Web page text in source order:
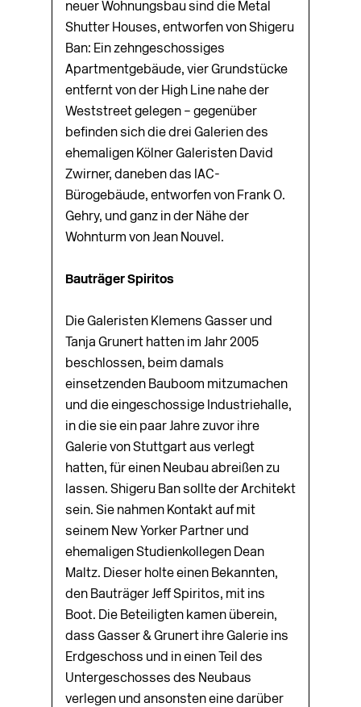
neuer Wohnungsbau sind die Metal
Shutter Houses, entworfen von Shigeru
Ban: Ein zehngeschossiges
Apartmentgebäude, vier Grundstücke
entfernt von der High Line nahe der
Weststreet gelegen – gegenüber
befinden sich die drei Galerien des
ehemaligen Kölner Galeristen David
Zwirner, daneben das IAC-
Bürogebäude, entworfen von Frank O.
Gehry, und ganz in der Nähe der
Wohnturm von Jean Nouvel.
Bauträger Spiritos
Die Galeristen Klemens Gasser und
Tanja Grunert hatten im Jahr 2005
beschlossen, beim damals
einsetzenden Bauboom mitzumachen
und die eingeschossige Industriehalle,
in die sie ein paar Jahre zuvor ihre
Galerie von Stuttgart aus verlegt
hatten, für einen Neubau abreißen zu
lassen. Shigeru Ban sollte der Architekt
sein. Sie nahmen Kontakt auf mit
seinem New Yorker Partner und
ehemaligen Studienkollegen Dean
Maltz. Dieser holte einen Bekannten,
den Bauträger Jeff Spiritos, mit ins
Boot. Die Beteiligten kamen überein,
dass Gasser & Grunert ihre Galerie ins
Erdgeschoss und in einen Teil des
Untergeschosses des Neubaus
verlegen und ansonsten eine darüber